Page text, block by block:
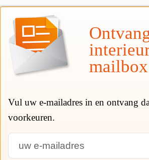
Vul uw e-mailadres in en ontvang
voorkeuren.